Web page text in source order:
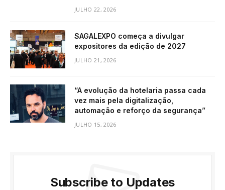
JULHO 22, 2026
SAGALEXPO começa a divulgar
expositores da edição de 2027
JULHO 21, 2026
“A evolução da hotelaria passa cada
vez mais pela digitalização,
automação e reforço da segurança”
JULHO 15, 2026
Subscribe to Updates